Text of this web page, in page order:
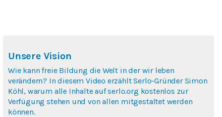
Unsere Vision
Wie kann freie Bildung die Welt in der wir leben
verändern? In diesem Video erzählt Serlo-Gründer Simon
Köhl, warum alle Inhalte auf serlo.org kostenlos zur
Verfügung stehen und von allen mitgestaltet werden
können.